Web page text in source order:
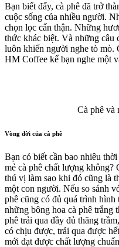
Bạn biết đấy, cà phê đã trở
cuộc sống của nhiều người.
chọn lọc cẩn thận. Những
thức khác biệt. Và những câu
luôn khiến người nghe tò mò.
HM Coffee kể bạn nghe một
Cà phê và
Vòng đời của cà phê
Bạn có biết cần bao nhiêu
mẻ cà phê chất lượng không?
thú vị làm sao khi đó cũng là
một con người. Nếu so sánh
phê cũng có đủ quá trình
những bông hoa cà phê trắng
phê trải qua đầy đủ thăng
có chịu được, trải qua được
mới đạt được chất lượng